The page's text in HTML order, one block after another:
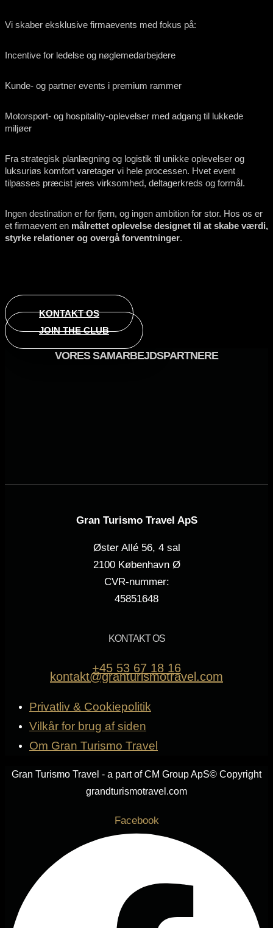
Vi skaber eksklusive firmaevents med fokus på:
Incentive for ledelse og nøglemedarbejdere
Kunde- og partner events i premium rammer
Motorsport- og hospitality-oplevelser med adgang til lukkede
miljøer
Fra strategisk planlægning og logistik til unikke oplevelser og
luksuriøs komfort varetager vi hele processen. Hvet event
tilpasses præcist jeres virksomhed, deltagerkreds og formål.
Ingen destination er for fjern, og ingen ambition for stor. Hos os er
et firmaevent en målrettet oplevelse designet til at skabe værdi,
styrke relationer og overgå forventninger.
KONTAKT OS
JOIN THE CLUB
VORES SAMARBEJDSPARTNERE
Gran Turismo Travel ApS
Øster Allé 56, 4 sal
2100 København Ø
CVR-nummer:
45851648
KONTAKT OS
+45 53 67 18 16
kontakt@granturismotravel.com
Privatliv & Cookiepolitik
Vilkår for brug af siden
Om Gran Turismo Travel
Gran Turismo Travel - a part of CM Group ApS© Copyright
grandturismotravel.com
Facebook